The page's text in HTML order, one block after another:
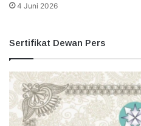
4 Juni 2026
Sertifikat Dewan Pers